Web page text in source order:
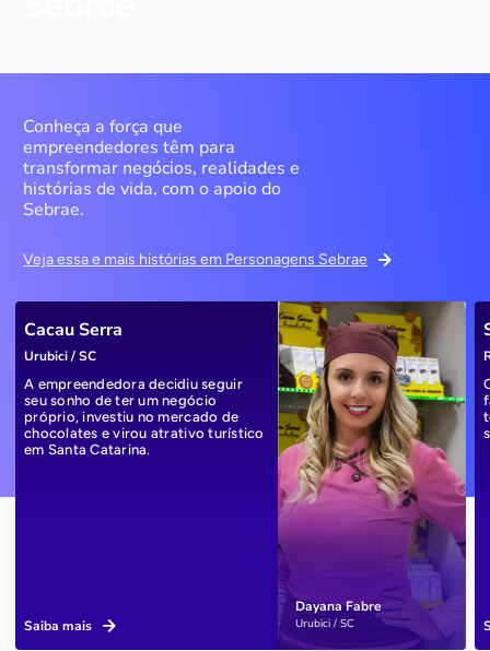
Conheça a força que
empreendedores têm para
transformar negócios, realidades e
histórias de vida, com o apoio do
Sebrae.
Veja essa e mais histórias em Personagens Sebrae
Dayana Fabre
Urubici / SC
Cacau Serra
Urubici / SC
A empreendedora decidiu seguir
seu sonho de ter um negócio
próprio, investiu no mercado de
chocolates e virou atrativo turístico
em Santa Catarina.
Saiba mais